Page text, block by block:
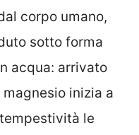
corpo umano,
sotto forma
acqua: arrivato
inizia a
le